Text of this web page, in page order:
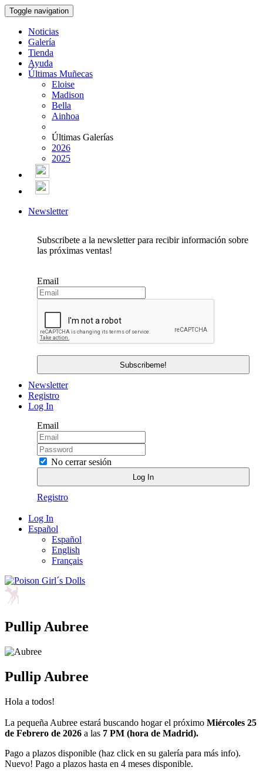
Toggle navigation
Noticias
Galería
Tienda
Ayuda
Últimas Muñecas
Eloise
Madison
Bella
Ainhoa
Últimas Galerías
2026
2025
Newsletter
Subscribete a la newsletter para recibir información sobre
las próximas ventas!
Email
Newsletter
Registro
Log In
Email
No cerrar sesión
Registro
Log In
Español
Español
English
Français
Pullip Aubree
Pullip Aubree
Hola a todos!
La pequeña Aubree estará buscando hogar el próximo Miércoles 25
de Febrero de 2026 a las 7 PM (hora de Madrid).
Pago a plazos disponible (haz click en su galería para más info).
Nuevo! Pago a plazos hasta en 4 meses disponible.